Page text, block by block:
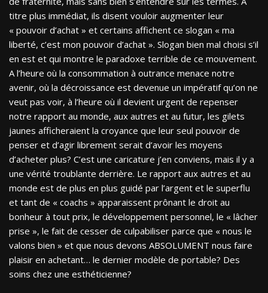
titre plus immédiat, ils disent vouloir augmenter leur
« pouvoir d’achat » et certains affichent ce slogan « ma
liberté, c’est mon pouvoir d’achat ». Slogan bien mal choisi s’il
en est et qui montre le paradoxe terrible de ce mouvement.
A l’heure où la consommation à outrance menace notre
avenir, où la décroissance est devenue un impératif qu’on ne
veut pas voir, à l’heure où il devient urgent de repenser
notre rapport au monde, aux autres et au futur, les gilets
jaunes afficheraient la croyance que leur seul pouvoir de
penser et d’agir librement serait d’avoir les moyens
d’acheter plus? C’est une caricature j’en conviens, mais il y a
une vérité troublante derrière. Le rapport aux autres et au
monde est de plus en plus guidé par l’argent et le superflu
et tant de « coachs » apparaissent prônant le droit au
bonheur à tout prix, le développement personnel, le « lâcher
prise », le fait de cesser de culpabiliser parce que « nous le
valons bien » et que nous devons ABSOLUMENT nous faire
plaisir en achetant… le dernier modèle de portable? Des
soins chez une esthéticienne?